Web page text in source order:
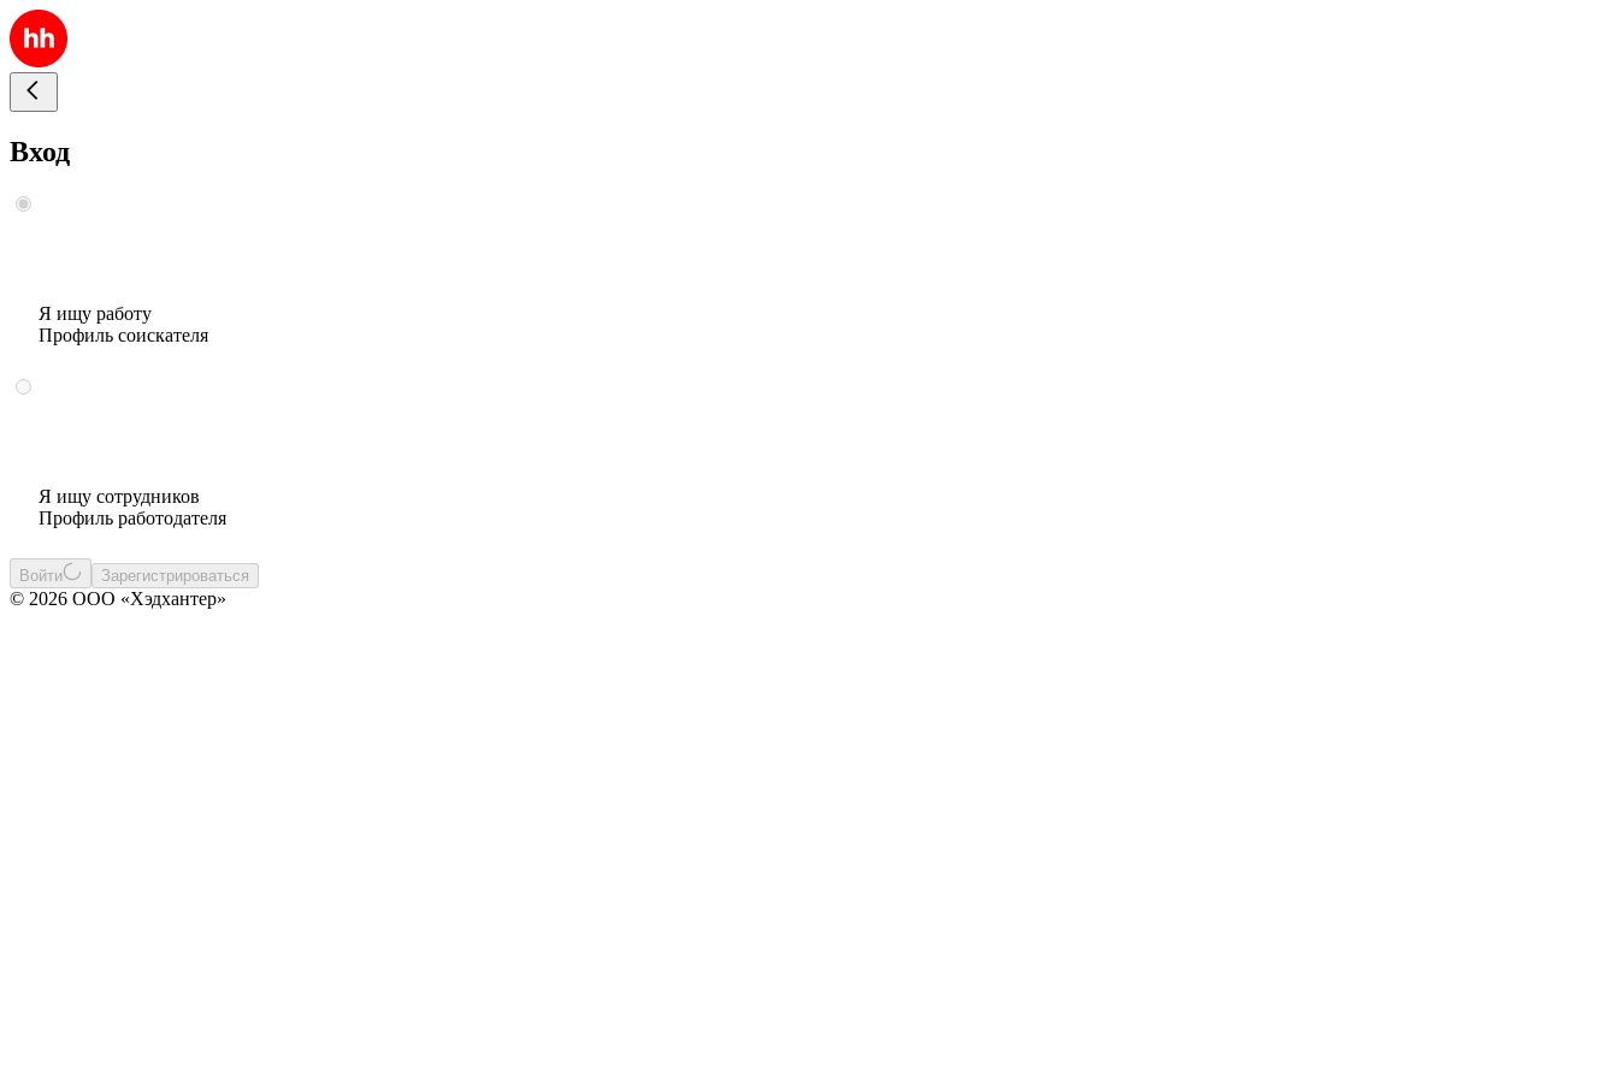
Вход
Я ищу работу
Профиль соискателя
Я ищу сотрудников
Профиль работодателя
Войти Зарегистрироваться
© 2026 ООО «Хэдхантер»